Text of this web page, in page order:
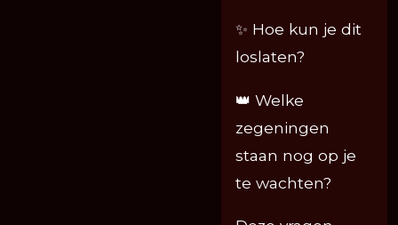
✨ Hoe kun je dit
loslaten?
👑 Welke
zegeningen
staan nog op je
te wachten?